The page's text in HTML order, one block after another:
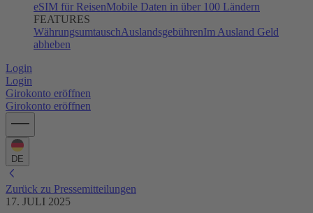
eSIM für ReisenMobile Daten in über 100 Ländern
FEATURES
WährungsumtauschAuslandsgebührenIm Ausland Geld
abheben
Login
Login
Girokonto eröffnen
Girokonto eröffnen
DE
Zurück zu Pressemitteilungen
17. JULI 2025